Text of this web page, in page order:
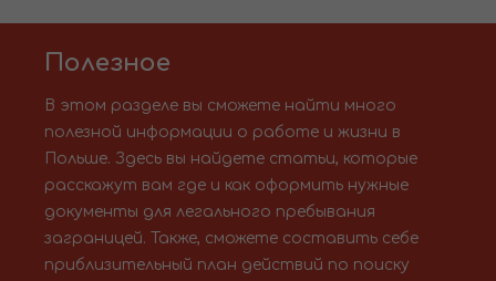
Полезное
В этом разделе вы сможете найти много
полезной информации о работе и жизни в
Польше. Здесь вы найдете статьи, которые
расскажут вам где и как оформить нужные
документы для легального пребывания
заграницей. Также, сможете составить себе
приблизительный план действий по поиску